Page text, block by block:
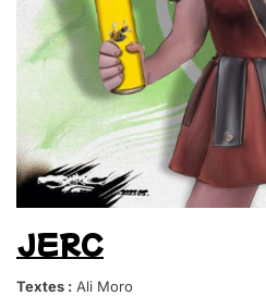
JERC
Textes : Ali Moro